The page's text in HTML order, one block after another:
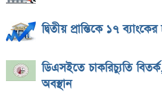
দ্বিতীয় প্রান্তিকে ১৭
ডিএসইতে চাকরিচ্যুতি
অবস্থান